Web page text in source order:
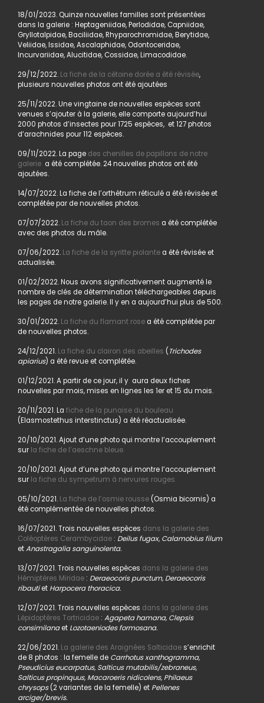
18/01/2023. Quinze nouvelles familles sont présentées
dans la galerie : Heptageniidae, Perlodidae, Capniidae,
Gryllotalpidae, Baciliidae, Rhyparochromidae, Berytidae,
Veliidae, Issidae, Ascalaphidae, Odontoceridae,
Incurvariidae, Alucitidae, Cossidae, Limacodidae.
29/12/2022. La fiche de la cétoine dorée a été révisée,
plusieurs nouvelles photos ont été ajoutées
25/11/2022. Une vingtaine de nouvelles espèces sont
venues s’ajouter à la galerie, elle comporte aujourd’hui
2000 photos d’insectes pour 1725 espèces, et 127 photos
d’arachnides pour 112 espèces.
09/11/2022. La page des chenilles de papillons de notre
galerie a été complétée. 24 nouvelles photos ont été
ajoutées.
14/07/2022. La fiche de l’orthétrum réticulé a été révisée et
complétée par de nouvelles photos.
07/07/2022. La fiche du taon des bromes a été complétée
avec des photos du mâle.
07/06/2022. La fiche de la syritte piolantea été révisée et
actualisée.
01/02/2022. Nous avons significativement augmenté le
nombre de clés de détermination téléchargeables depuis
les pages de notre galerie. Il y en a aujourd’hui plus de 500.
30/01/2022. La fiche du flamant rosea été complétée par
de nouvelles photos.
24/12/2021. La fiche du clairon des abeilles (Trichodes
apiarius) a été revue et complétée.
01/12/2021. A partir de ce jour, il y aura deux fiches
nouvelles par mois, mises en lignes les 1er et 15 du mois.
20/11/2021. La fiche de la punaise du bouleau
(Elasmostethus interstinctus) a été réactualisée.
20/10/2021. Ajout d’une photo qui montre l’accouplement
sur la fiche de l’aeschne bleue.
20/10/2021. Ajout d’une photo qui montre l’accouplement
sur la fiche du sympetrum à nervures rouges.
05/10/2021. La fiche de l’osmie rousse(Osmia bicornis) a
été complémentée de nouvelles photos.
16/07/2021. Trois nouvelles espèces dans la galerie des
Coléoptères Cerambycidae: Deilus fugax, Calamobius filum
etAnastragalia sanguinolenta.
13/07/2021. Trois nouvelles espèces dans la galerie des
Hémiptères Miridae: Deraeocoris punctum, Deraeocoris
ribautiet Harpocera thoracica.
12/07/2021. Trois nouvelles espèces dans la galerie des
Lépidoptères Tortricidae: Agapeta hamana, Clepsis
consimilanaet Lozotaeniodes formosana.
22/06/2021. La galerie des Araignées Salticidaes’enrichit
de 8 photos : la femelle de Carrhotus xanthogramma,
Pseudicius eucarpatus, Salticus mutabilis/zebraneus,
Salticus propinquus, Macaroeris nidicolens, Philaeus
chrysops(2 variantes de la femelle) et Pellenes
arciger/brevis.